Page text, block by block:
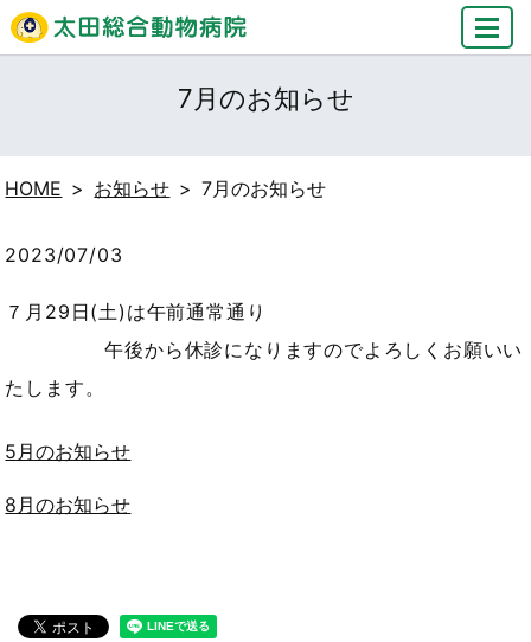
7月のお知らせ
HOME お知らせ 7月のお知らせ
2023/07/03
７月29日(土)は午前通常通り
午後から休診になりますのでよろしくお願いい
たします。
5月のお知らせ
8月のお知らせ